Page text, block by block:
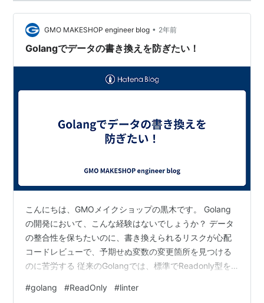
GMO MAKESHOP engineer blog • 2年前
Golangでデータの書き換えを防ぎたい！
こんにちは、GMOメイクショップの黒木です。 Golang
の開発において、こんな経験はないでしょうか？ データ
の整合性を保ちたいのに、書き換えられるリスクが心配
コードレビューで、予期せぬ変数の変更箇所を見つける
のに苦労する 従来のGolangでは、標準でReadonly型を
データの書き換えを防ぐことが可能です。 この記事で
#golang #ReadOnly #linter